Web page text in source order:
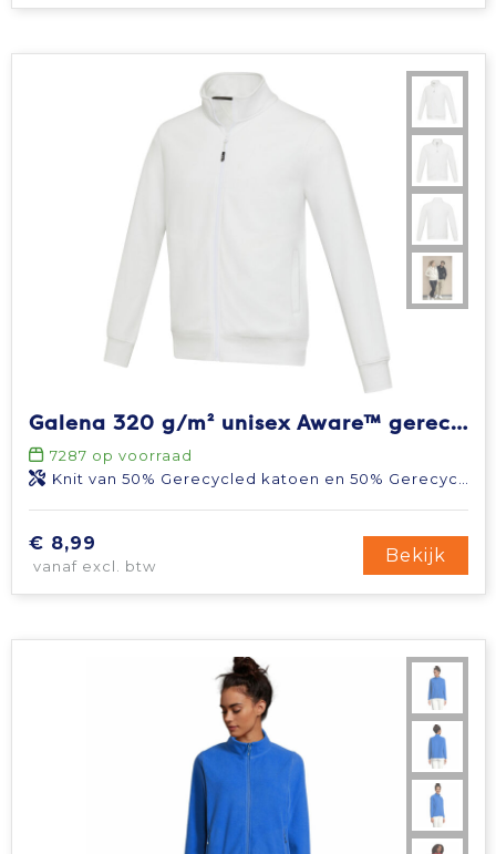
Galena 320 g/m² unisex Aware™ gerecyclede trui met volledige rits
7287 op voorraad
Knit van 50% Gerecycled katoen en 50% Gerecycled polyester, 320 g/m2
€ 8,99
vanaf excl. btw
Bekijk